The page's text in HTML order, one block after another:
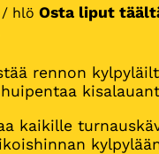
/ hlö Osta liput
rennon
kaikille